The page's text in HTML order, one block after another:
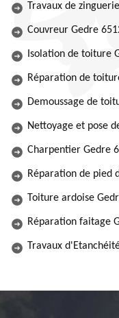
Travaux de
Couvreur Gedre
Isolation de toiture
Réparation de
Demoussage de
Nettoyage et pose
Charpentier Gedre
Réparation de pied
Toiture ardoise
Réparation faitage
Travaux